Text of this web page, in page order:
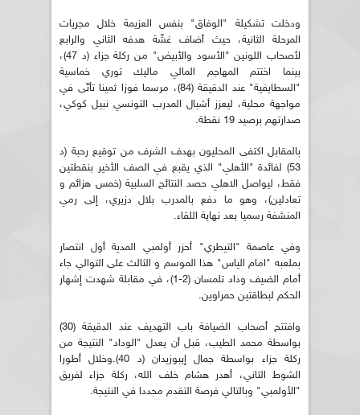
ودخلت تشكيلة "الوفاق" بنفس العزيمة خلال مجريات
المرحلة الثانية، حيث أضاف غشّة هدفه الثاني والرابع
لأصحاب اللونين "الأسود والأبيض" من ركلة جزاء (د 47)،
بينما اختتم المهاجم المالي ماليك توري خماسية
"السطايفية" عند الدقيقة (84)، مرسما فوزا ثمينا تأتّى في
مواجهة محلية، ليعزز أشبال المدرب التونسي نبيل كوكي،
صدارتهم برصيد 19 نقطة.
بالمقابل اكتفى المحليون بهدف الشرف من توقيع رحبة (د
53) لفائدة "الأهلي" الذي يقبع في الصف الأخير بنقطتين
فقط، ليواصل الاهلي حصد النتائج السلبية (خمس هزائم و
تعادلين)، وهو ما دفع بالمدرب بلال دزيري، إلى رمي
المنشفة رسميا بعد نهاية اللقاء.
وفي عاصمة "التيطري" أحزر أولمبي المدية أول انتصار
بملعبه "امام الياس" هذا الموسم و الثالث على التوالي جاء
أمام الضيف وداد تلمسان (2-1)، في مقابلة شهدت إشهار
الحكم لبطاقتين حمراوين.
وافتتح أصحاب الضيافة باب التهديف عند الدقيقة (30)
بواسطة محمد الطيب، قبل أن يعدل "الوداد" النتيجة من
ركلة جزاء بواسطة جمال إيبوزيدان (د 40).وخلال أطورا
الشوط الثاني، أهدر هشام خلف الله، ركلة جزاء لفريق
"الأولمبي" وبالتالي فرصة التقدم مجددا في النتيجة.